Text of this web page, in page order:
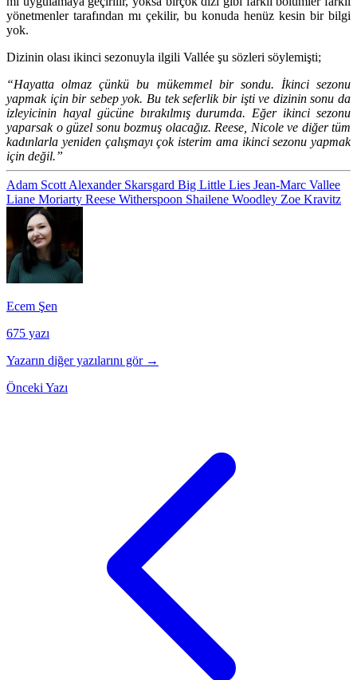
yönetmenler tarafından mı çekilir, bu konuda henüz kesin bir bilgi
yok.
Dizinin olası ikinci sezonuyla ilgili Vallée şu sözleri söylemişti;
“Hayatta olmaz çünkü bu mükemmel bir sondu. İkinci sezonu
yapmak için bir sebep yok. Bu tek seferlik bir işti ve dizinin sonu da
izleyicinin hayal gücüne bırakılmış durumda. Eğer ikinci sezonu
yaparsak o güzel sonu bozmuş olacağız. Reese, Nicole ve diğer tüm
kadınlarla yeniden çalışmayı çok isterim ama ikinci sezonu yapmak
için değil.”
Adam Scott Alexander Skarsgard Big Little Lies Jean-Marc Vallee
Liane Moriarty Reese Witherspoon Shailene Woodley Zoe Kravitz
Ecem Şen
675 yazı
Yazarın diğer yazılarını gör →
Önceki Yazı